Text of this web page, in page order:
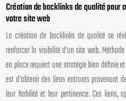
Création de backlinks de qualité pour
votre site web
La création de backlinks de qualité se
renforcer la visibilité d’un site web.
en place requiert une stratégie bien définie
est d’obtenir des liens entrants provenant
leur fiabilité et leur pertinence. Ces liens,